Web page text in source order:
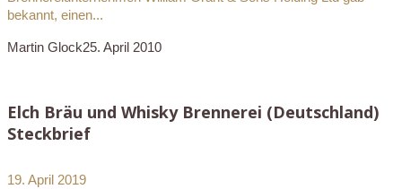
bekannt, einen...
Martin Glock25. April 2010
Elch Bräu und Whisky Brennerei (Deutschland)
Steckbrief
19. April 2019